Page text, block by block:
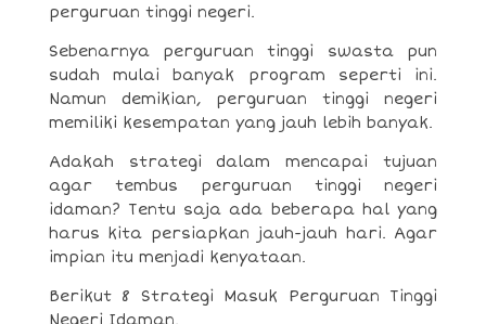
perguruan tinggi negeri.
Sebenarnya perguruan tinggi swasta pun
sudah mulai banyak program seperti ini.
Namun demikian, perguruan tinggi negeri
memiliki kesempatan yang jauh lebih banyak.
Adakah strategi dalam mencapai tujuan
agar tembus perguruan tinggi negeri
idaman? Tentu saja ada beberapa hal yang
harus kita persiapkan jauh-jauh hari. Agar
impian itu menjadi kenyataan.
Berikut 8 Strategi Masuk Perguruan Tinggi